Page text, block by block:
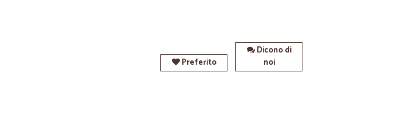
Preferito
Dicono di
noi